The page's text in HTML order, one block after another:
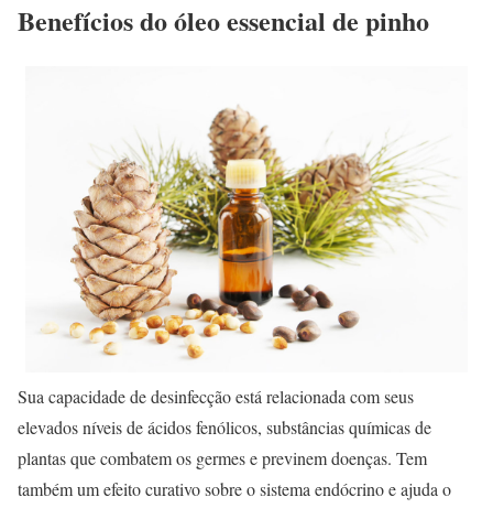
Benefícios do óleo essencial de pinho
Sua capacidade de desinfecção está relacionada com seus
elevados níveis de ácidos fenólicos, substâncias químicas de
plantas que combatem os germes e previnem doenças. Tem
também um efeito curativo sobre o sistema endócrino e ajuda o